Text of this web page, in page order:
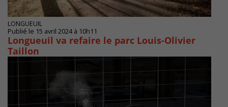
LONGUEUIL
Publié le 15 avril 2024 à 10h11
Longueuil va refaire le parc Louis-Olivier
Taillon